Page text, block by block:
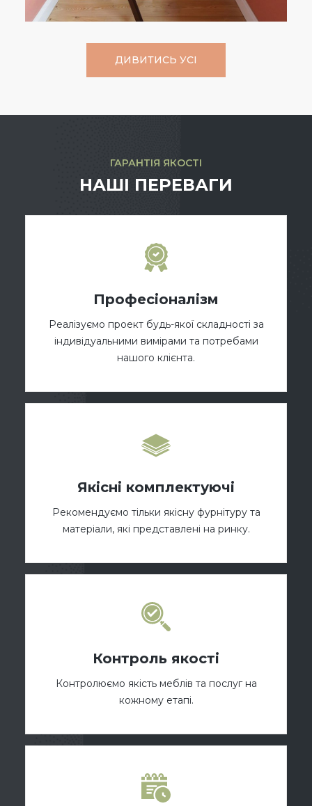
ДИВИТИСЬ УСІ
ГАРАНТІЯ ЯКОСТІ
НАШІ ПЕРЕВАГИ
Професіоналізм
Реалізуємо проект будь-якої складності за
індивідуальними вимірами та потребами
нашого клієнта.
Якісні комплектуючі
Рекомендуємо тільки якісну фурнітуру та
матеріали, які представлені на ринку.
Контроль якості
Контролюємо якість меблів та послуг на
кожному етапі.